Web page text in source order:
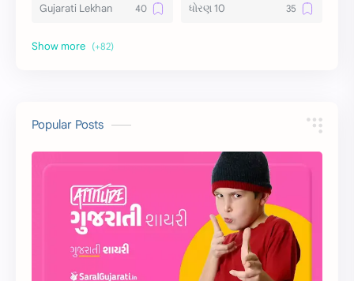
Gujarati Lekhan ધોરણ 10
અર્થ વિસ્તાર
10 વાક્યો
સુવિચાર Gujarati Vyakaran
આરતી
અહેવાલ લેખન શુભેચ્છા સંદેશ
ગુજરાતી શબ્દો
Popular Posts